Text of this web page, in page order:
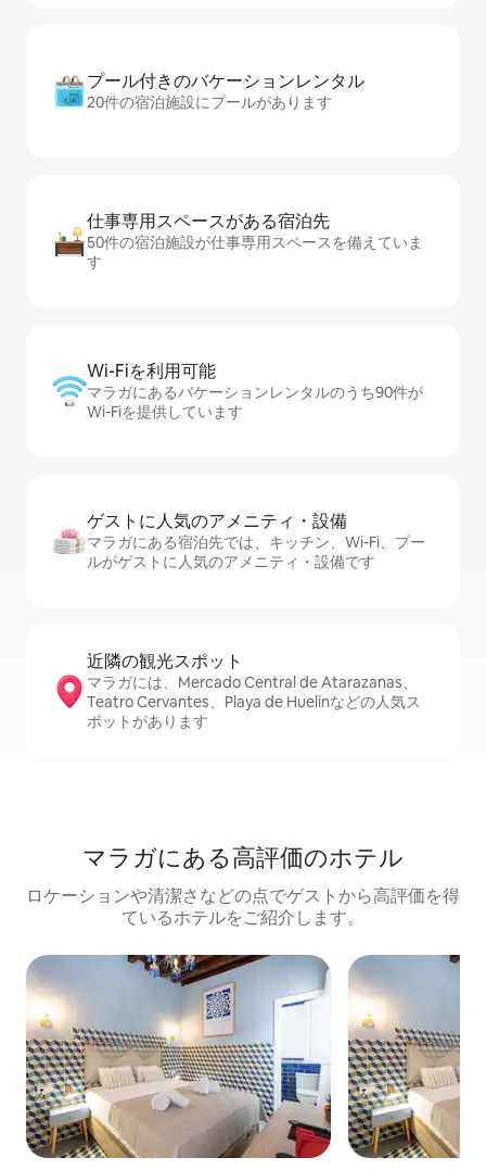
プール付きのバ⁠ケ⁠ー⁠シ⁠ョ⁠ンレ⁠ン⁠タ⁠ル
20件の宿泊施設にプールがあります
仕事専用ス⁠ペ⁠ー⁠スがあ⁠る宿⁠泊⁠先
50件の宿泊施設が仕事専用スペースを備えていま
す
Wi-Fiを利⁠用⁠可⁠能
マラガにあるバケーションレンタルのうち90件が
Wi-Fiを提供しています
ゲストに人⁠気⁠のア⁠メ⁠ニ⁠テ⁠ィ・設⁠備
マラガにある宿泊先では、キッチン、Wi-Fi、プー
ルがゲストに人気のアメニティ・設備です
近隣の観光ス⁠ポ⁠ッ⁠ト
マラガには、Mercado Central de Atarazanas、
Teatro Cervantes、Playa de Huelinなどの人気ス
ポットがあります
マラガにある高⁠評⁠価⁠のホ⁠テ⁠ル
ロケーションや清潔さなどの点でゲストから高評価を得
ているホテルをご紹介します。